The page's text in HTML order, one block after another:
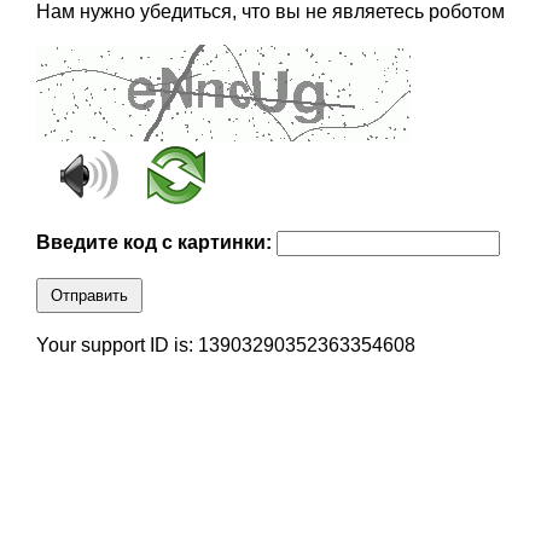
Нам нужно убедиться, что вы не являетесь роботом
Введите код с картинки:
Отправить
Your support ID is: 13903290352363354608